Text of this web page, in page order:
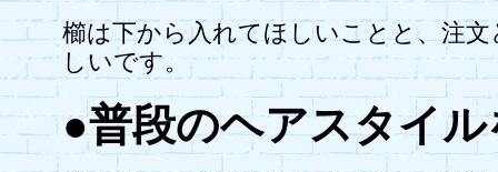
櫛は下から入れてほしいことと、注
しいです。
●普段のヘアスタイ